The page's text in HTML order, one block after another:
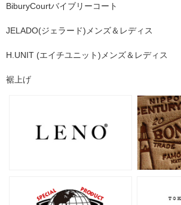
BiburyCourtバイブリーコート
JELADO(ジェラード)メンズ＆レディス
H.UNIT (エイチユニット)メンズ＆レディス
裾上げ